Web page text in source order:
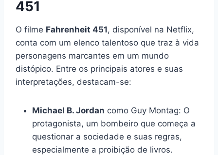
451
O filme Fahrenheit 451, disponível na Netflix,
conta com um elenco talentoso que traz à vida
personagens marcantes em um mundo
distópico. Entre os principais atores e suas
interpretações, destacam-se:
Michael B. Jordan como Guy Montag: O
protagonista, um bombeiro que começa a
questionar a sociedade e suas regras,
especialmente a proibição de livros.